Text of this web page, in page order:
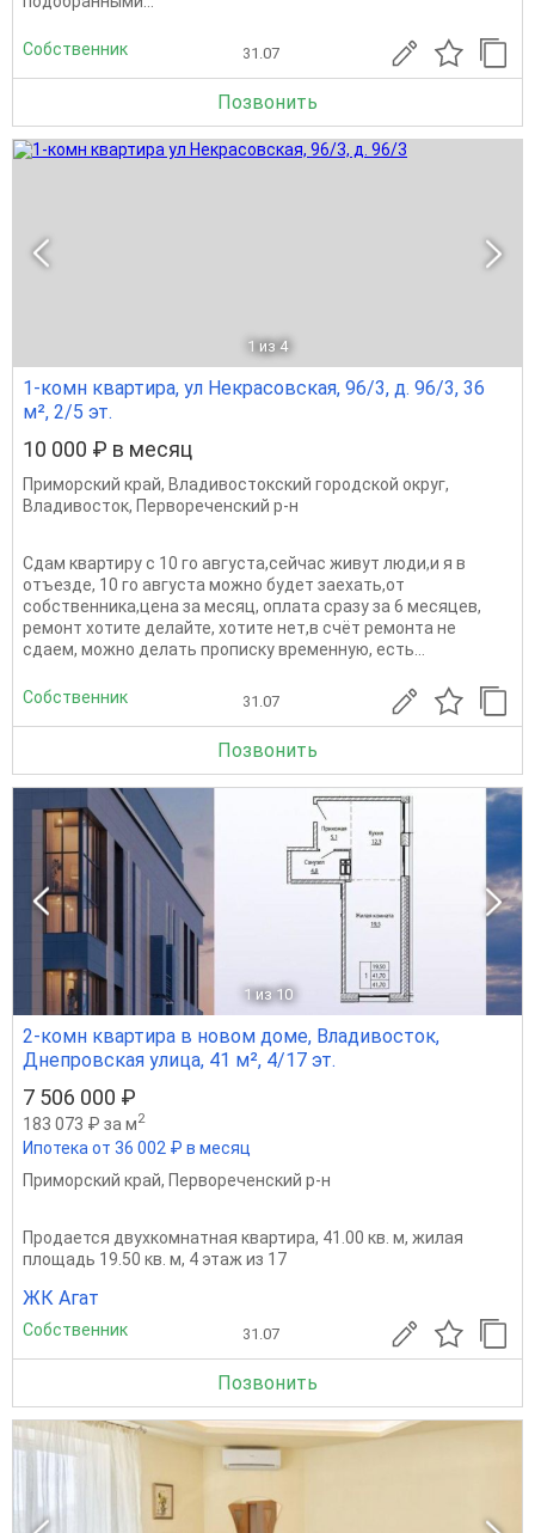
Собственник 31.07
Позвонить
1 из 4
1-комн квартира, ул Некрасовская, 96/3, д. 96/3, 36
м², 2/5 эт.
10 000 ₽ в месяц
Приморский край, Владивостокский городской округ,
Владивосток, Первореченский р-н
Сдам квартиру с 10 го августа,сейчас живут люди,и я в
отъезде, 10 го августа можно будет заехать,от
собственника,цена за месяц, оплата сразу за 6 месяцев,
ремонт хотите делайте, хотите нет,в счёт ремонта не
сдаем, можно делать прописку временную, есть...
Собственник 31.07
Позвонить
1 из 10
2-комн квартира в новом доме, Владивосток,
Днепровская улица, 41 м², 4/17 эт.
7 506 000 ₽
183 073 ₽ за м2
Ипотека от 36 002 ₽ в месяц
Приморский край, Первореченский р-н
Продается двухкомнатная квартира, 41.00 кв. м, жилая
площадь 19.50 кв. м, 4 этаж из 17
ЖК Агат
Собственник 31.07
Позвонить